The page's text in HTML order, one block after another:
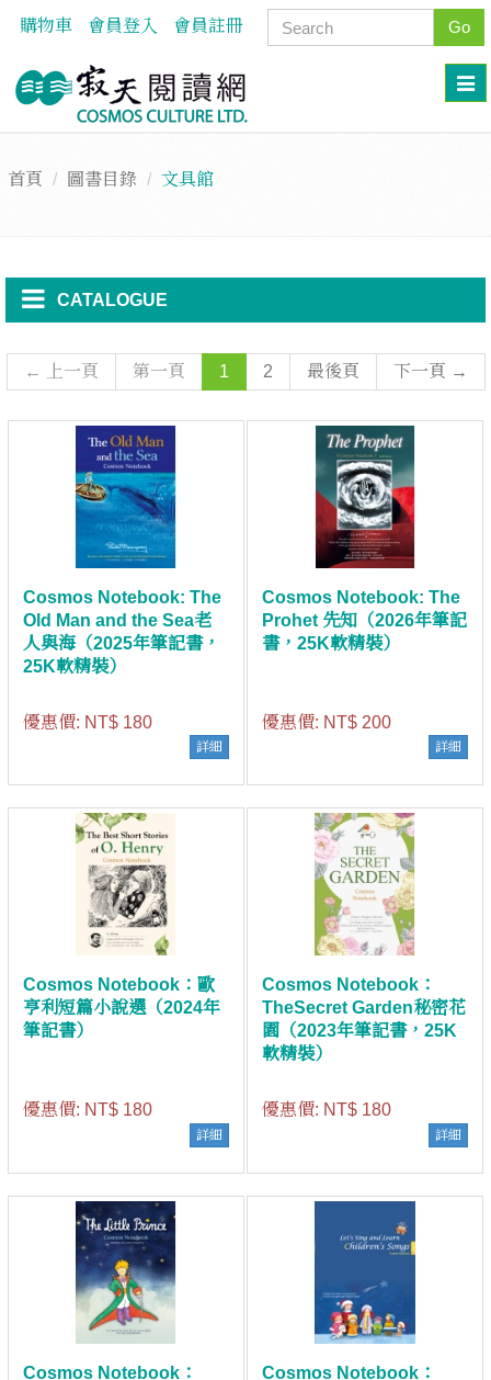
Go
購物車 會員登入 會員註冊
首頁 圖書目錄 文具館
CATALOGUE
← 上一頁 第一頁 1 2 最後頁 下一頁 →
Cosmos Notebook: The
Old Man and the Sea老
人與海（2025年筆記書，
25K軟精裝）
優惠價: NT$ 180
詳細
Cosmos Notebook: The
Prohet 先知（2026年筆記
書，25K軟精裝）
優惠價: NT$ 200
詳細
Cosmos Notebook：歐
亨利短篇小說選（2024年
筆記書）
優惠價: NT$ 180
詳細
Cosmos Notebook：
TheSecret Garden秘密花
園（2023年筆記書，25K
軟精裝）
優惠價: NT$ 180
詳細
Cosmos Notebook：
Cosmos Notebook：